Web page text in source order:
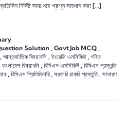
নির্দিষ্ট সময় ধরে প্রশ্ন সমাধান করা […]
Solution , Govt Job MCQ ,
, আন্তর্জাতিক বিষয়াবলি , ইংরেজি এমসিকিউ , গণিত
বাংলাদেশ বিষয়াবলি , বিসিএস এমসিকিউ , বিসিএস প্রস্তুতি
, বিসিএস প্রিলিমিনারি , সরকারি চাকরি প্রস্তুতি, সাধারণ